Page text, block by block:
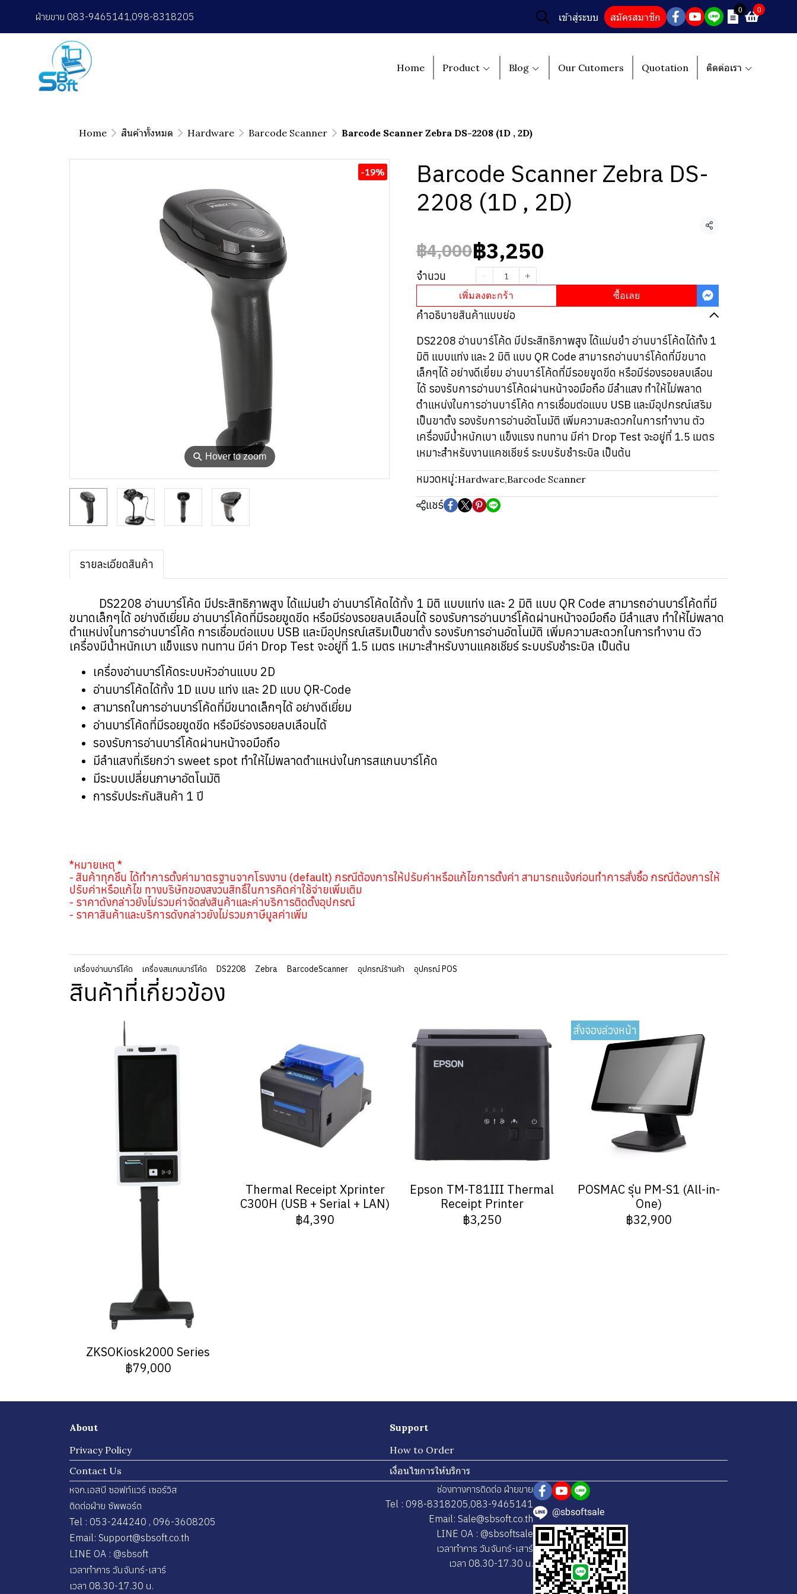
ฝ่ายขาย 083-9465141,098-8318205 เข้าสู่ระบบ สมัครสมาชิก
0 0
Home Product Blog Our Cutomers Quotation ติดต่อเรา
Home สินค้าทั้งหมด Hardware Barcode Scanner Barcode Scanner Zebra DS-2208 (1D , 2D)
⚲ Hover to zoom
-19%
Barcode Scanner Zebra DS-
2208 (1D , 2D)
แชร์
฿4,000฿3,250
จำนวน
เพิ่มลงตะกร้า ซื้อเลย
คำอธิบายสินค้าแบบย่อ
DS2208 อ่านบาร์โค้ด มีประสิทธิภาพสูง ได้แม่นยำ อ่านบาร์โค้ดได้ทั้ง 1
มิติ แบบแท่ง และ 2 มิติ แบบ QR Code สามารถอ่านบาร์โค้ดที่มีขนาด
เล็กๆได้ อย่างดีเยี่ยม อ่านบาร์โค้ดที่มีรอยขูดขีด หรือมีร่องรอยลบเลือน
ได้ รองรับการอ่านบาร์โค้ดผ่านหน้าจอมือถือ มีลำแสง ทำให้ไม่พลาด
ตำแหน่งในการอ่านบาร์โค้ด การเชื่อมต่อแบบ USB และมีอุปกรณ์เสริม
เป็นขาตั้ง รองรับการอ่านอัตโนมัติ เพิ่มความสะดวกในการทำงาน ตัว
เครื่องมีน้ำหนักเบา แข็งแรง ทนทาน มีค่า Drop Test จะอยู่ที่ 1.5 เมตร
เหมาะสำหรับงานแคชเชียร์ ระบบรับชำระบิล เป็นต้น
หมวดหมู่:Hardware,Barcode Scanner
แชร์
รายละเอียดสินค้า
DS2208 อ่านบาร์โค้ด มีประสิทธิภาพสูง ได้แม่นยำ อ่านบาร์โค้ดได้ทั้ง 1 มิติ แบบแท่ง และ 2 มิติ แบบ QR Code สามารถอ่านบาร์โค้ดที่มี
ขนาดเล็กๆได้ อย่างดีเยี่ยม อ่านบาร์โค้ดที่มีรอยขูดขีด หรือมีร่องรอยลบเลือนได้ รองรับการอ่านบาร์โค้ดผ่านหน้าจอมือถือ มีลำแสง ทำให้ไม่พลาด
ตำแหน่งในการอ่านบาร์โค้ด การเชื่อมต่อแบบ USB และมีอุปกรณ์เสริมเป็นขาตั้ง รองรับการอ่านอัตโนมัติ เพิ่มความสะดวกในการทำงาน ตัว
เครื่องมีน้ำหนักเบา แข็งแรง ทนทาน มีค่า Drop Test จะอยู่ที่ 1.5 เมตร เหมาะสำหรับงานแคชเชียร์ ระบบรับชำระบิล เป็นต้น
เครื่องอ่านบาร์โค้ดระบบหัวอ่านแบบ 2D
อ่านบาร์โค้ดได้ทั้ง 1D แบบ แท่ง และ 2D แบบ QR-Code
สามารถในการอ่านบาร์โค้ดที่มีขนาดเล็กๆได้ อย่างดีเยี่ยม
อ่านบาร์โค้ดที่มีรอยขูดขีด หรือมีร่องรอยลบเลือนได้
รองรับการอ่านบาร์โค้ดผ่านหน้าจอมือถือ
มีลำแสงที่เรียกว่า sweet spot ทำให้ไม่พลาดตำแหน่งในการสแกนบาร์โค้ด
มีระบบเปลี่ยนภาษาอัตโนมัติ
การรับประกันสินค้า 1 ปี
*หมายเหตุ *
- สินค้าทุกชิ้น ได้ทำการตั้งค่ามาตรฐานจากโรงงาน (default) กรณีต้องการให้ปรับค่าหรือแก้ไขการตั้งค่า สามารถแจ้งก่อนทำการสั่งซื้อ กรณีต้องการให้
ปรับค่าหรือแก้ไข ทางบริษัทของสงวนสิทธิ์ในการคิดค่าใช้จ่ายเพิ่มเติม
- ราคาดังกล่าวยังไม่รวมค่าจัดส่งสินค้าและค่าบริการติดตั้งอุปกรณ์
- ราคาสินค้าและบริการดังกล่าวยังไม่รวมภาษีมูลค่าเพิ่ม
เครื่องอ่านบาร์โค้ด เครื่องสแกนบาร์โค้ด DS2208 Zebra BarcodeScanner อุปกรณ์ร้านค้า อุปกรณ์ POS
สินค้าที่เกี่ยวข้อง
ZKSOKiosk2000 Series
฿79,000
Thermal Receipt Xprinter
C300H (USB + Serial + LAN)
฿4,390
Epson TM-T81III Thermal
Receipt Printer
฿3,250
สั่งจองล่วงหน้า
POSMAC รุ่น PM-S1 (All-in-
One)
฿32,900
About
Privacy Policy
Contact Us
Support
How to Order
เงื่อนไขการให้บริการ
หจก.เอสบี ซอฟท์แวร์ เซอร์วิส
ติดต่อฝ่าย ซัพพอร์ต
Tel : 053-244240 , 096-3608205
Email: Support@sbsoft.co.th
LINE OA : @sbsoft
เวลาทำการ วันจันทร์-เสาร์
เวลา 08.30-17.30 น.
ช่องทางการติดต่อ ฝ่ายขาย
Tel : 098-8318205,083-9465141
Email: Sale@sbsoft.co.th
LINE OA : @sbsoftsale
เวลาทำการ วันจันทร์-เสาร์
เวลา 08.30-17.30 น.
@sbsoftsale